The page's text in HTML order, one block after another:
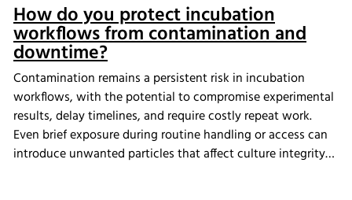
How do you protect incubation
workflows from contamination and
downtime?
Contamination remains a persistent risk in incubation
workflows, with the potential to compromise experimental
results, delay timelines, and require costly repeat work.
Even brief exposure during routine handling or access can
introduce unwanted particles that affect culture integrity